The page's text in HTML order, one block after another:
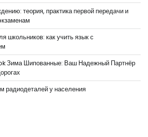
теория, практика первой передачи и
школьников: как учить язык с
Зима Шипованные: Ваш Надежный Партнёр
радиодеталей у населения